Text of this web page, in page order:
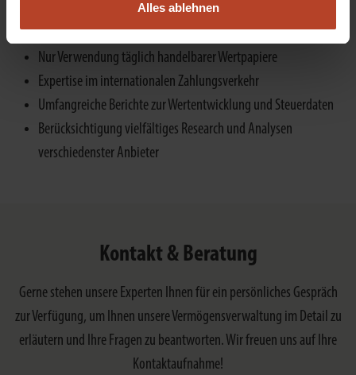
Alles ablehnen
Investitionsbandbreite von Fonds über Einzeltitel bis hin zu
alternativen Investments
Nur Verwendung täglich handelbarer Wertpapiere
Expertise im internationalen Zahlungsverkehr
Umfangreiche Berichte zur Wertentwicklung und Steuerdaten
Berücksichtigung vielfältiges Research und Analysen
verschiedenster Anbieter
Kontakt & Beratung
Gerne stehen unsere Experten Ihnen für ein persönliches Gespräch
zur Verfügung, um Ihnen unsere Vermögensverwaltung im Detail zu
erläutern und Ihre Fragen zu beantworten. Wir freuen uns auf Ihre
Kontaktaufnahme!